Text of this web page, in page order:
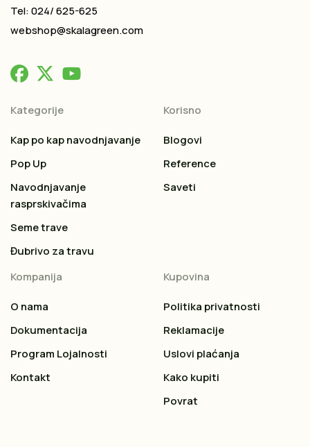
Tel: 024/ 625-625
webshop@skalagreen.com
Kategorije
Kap po kap navodnjavanje
Pop Up
Navodnjavanje
rasprskivačima
Seme trave
Đubrivo za travu
Korisno
Blogovi
Reference
Saveti
Kompanija
O nama
Dokumentacija
Program Lojalnosti
Kontakt
Kupovina
Politika privatnosti
Reklamacije
Uslovi plaćanja
Kako kupiti
Povrat